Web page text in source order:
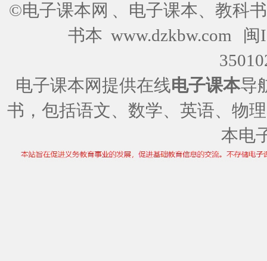
©电子课本网 、电子课本、教科
书本 www.dzkbw.com
闽
电子课本网提供在线电子课本导
书，包括语文、数学、英语、物
本电